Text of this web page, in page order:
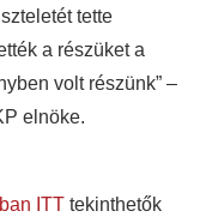
tette
a részüket a
volt részünk” –
elnöke.
ITT tekinthetők